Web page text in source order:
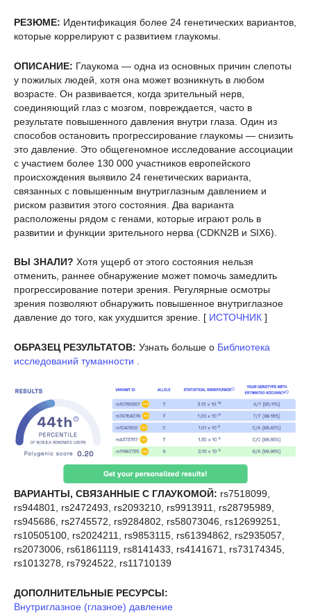
РЕЗЮМЕ: Идентификация более 24 генетических вариантов,
которые коррелируют с развитием глаукомы.
ОПИСАНИЕ: Глаукома — одна из основных причин слепоты
у пожилых людей, хотя она может возникнуть в любом
возрасте. Он развивается, когда зрительный нерв,
соединяющий глаз с мозгом, повреждается, часто в
результате повышенного давления внутри глаза. Один из
способов остановить прогрессирование глаукомы — снизить
это давление. Это общегеномное исследование ассоциации
с участием более 130 000 участников европейского
происхождения выявило 24 генетических варианта,
связанных с повышенным внутриглазным давлением и
риском развития этого состояния. Два варианта
расположены рядом с генами, которые играют роль в
развитии и функции зрительного нерва (CDKN2B и SIX6).
ВЫ ЗНАЛИ? Хотя ущерб от этого состояния нельзя
отменить, раннее обнаружение может помочь замедлить
прогрессирование потери зрения. Регулярные осмотры
зрения позволяют обнаружить повышенное внутриглазное
давление до того, как ухудшится зрение. [ ИСТОЧНИК ]
ОБРАЗЕЦ РЕЗУЛЬТАТОВ: Узнать больше о Библиотека
исследований туманности
ВАРИАНТЫ, СВЯЗАННЫЕ С ГЛАУКОМОЙ: rs7518099,
rs944801, rs2472493, rs2093210, rs9913911, rs28795989,
rs945686, rs2745572, rs9284802, rs58073046, rs12699251,
rs10505100, rs2024211, rs9853115, rs61394862, rs2935057,
rs2073006, rs61861119, rs8141433, rs4141671, rs73174345,
rs1013278, rs7924522, rs11710139
ДОПОЛНИТЕЛЬНЫЕ РЕСУРСЫ:
Внутриглазное (глазное) давление